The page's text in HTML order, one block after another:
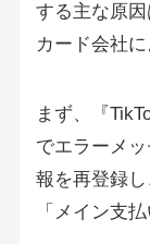
する主な原
カード会社
まず、『
でエラーメ
報を再登録
「メイン支